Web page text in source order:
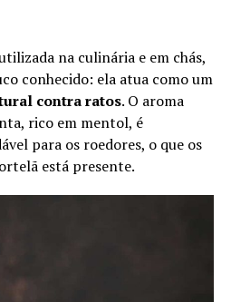
na culinária e em chás,
conhecido: ela atua como um
contra ratos. O aroma
rico em mentol, é
para os roedores, o que os
está presente.